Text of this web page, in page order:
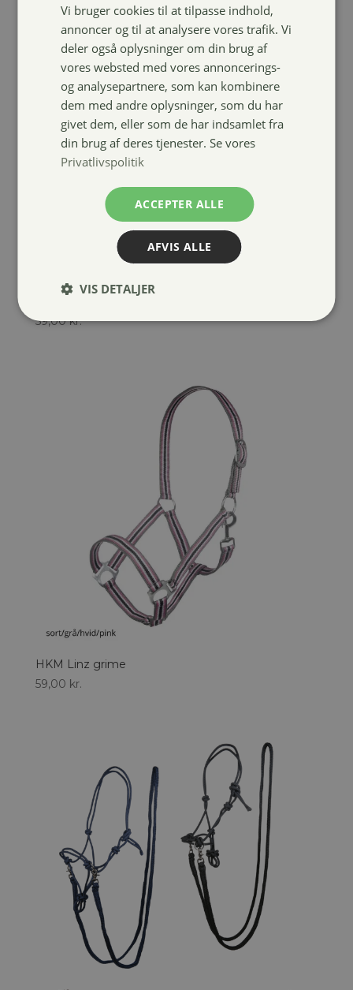
59,00kr.
HKM Linz grime
59,00 kr.
Vi bruger cookies til at tilpasse indhold,
annoncer og til at analysere vores trafik. Vi
deler også oplysninger om din brug af
vores websted med vores annoncerings-
og analysepartnere, som kan kombinere
dem med andre oplysninger, som du har
givet dem, eller som de har indsamlet fra
din brug af deres tjenester. Se vores
Privatlivspolitik
ACCEPTER ALLE
AFVIS ALLE
VIS DETALJER